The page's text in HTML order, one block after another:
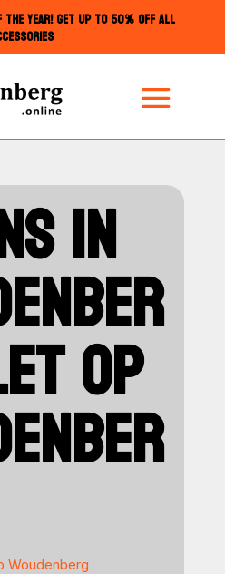
THE YEAR! GET UP TO 50% OFF ALL
IN
OP
Woudenberg